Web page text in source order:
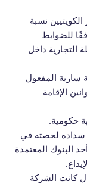
نسبة
للضوابط
التجارية داخل
سارية المفعول
الإقامة
حكومية.
سداده لحصته في
البنوك المعتمدة
كانت الشركة